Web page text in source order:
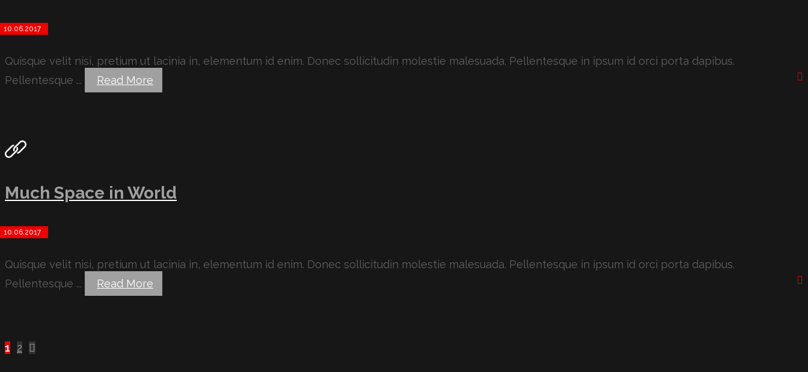
10.06.2017
Quisque velit nisi, pretium ut lacinia in, elementum id enim. Donec sollicitudin molestie malesuada. Pellentesque in ipsum id orci porta dapibus.
Pellentesque ...
Read More
Much Space in World
10.06.2017
Quisque velit nisi, pretium ut lacinia in, elementum id enim. Donec sollicitudin molestie malesuada. Pellentesque in ipsum id orci porta dapibus.
Pellentesque ...
Read More
Пагинация
1 2